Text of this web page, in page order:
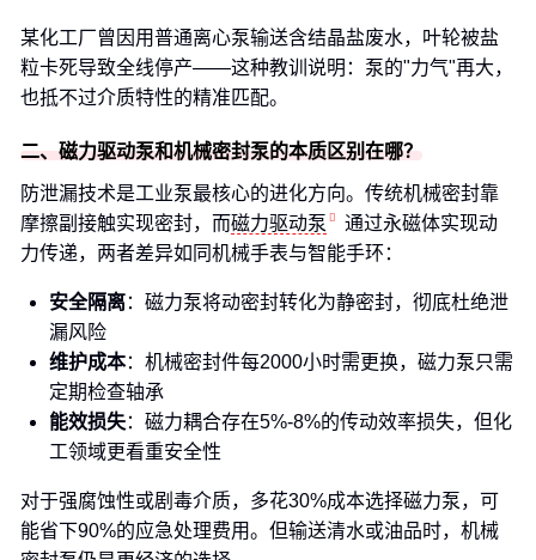
某化工厂曾因用普通离心泵输送含结晶盐废水，叶轮被盐
粒卡死导致全线停产——这种教训说明：泵的"力气"再大，
也抵不过介质特性的精准匹配。
二、磁力驱动泵和机械密封泵的本质区别在哪？
防泄漏技术是工业泵最核心的进化方向。传统机械密封靠
摩擦副接触实现密封，而磁力驱动泵
通过永磁体实现动
力传递，两者差异如同机械手表与智能手环：
安全隔离：磁力泵将动密封转化为静密封，彻底杜绝泄
漏风险
维护成本：机械密封件每2000小时需更换，磁力泵只需
定期检查轴承
能效损失：磁力耦合存在5%-8%的传动效率损失，但化
工领域更看重安全性
对于强腐蚀性或剧毒介质，多花30%成本选择磁力泵，可
能省下90%的应急处理费用。但输送清水或油品时，机械